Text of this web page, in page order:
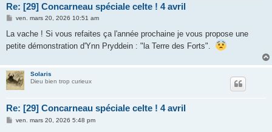
Re: [29] Concarneau spéciale celte ! 4 avril
M
s
a
ven. mars 20, 2026 10:51 am
La vache ! Si vous refaites ça l'année prochaine je vous propose une
petite démonstration d'Ynn Pryddein : "la Terre des Forts".
Solaris
Dieu bien trop curieux
Re: [29] Concarneau spéciale celte ! 4 avril
Mven. mars 20, 2026 5:48 pm